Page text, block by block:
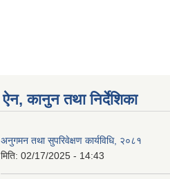
ऐन, कानुन तथा निर्देशिका
अनुगमन तथा सुपरिवेक्षण कार्यविधि, २०८१
मिति: 02/17/2025 - 14:43